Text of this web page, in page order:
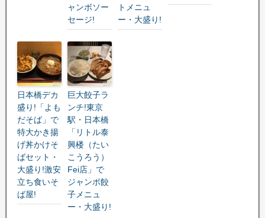
ャンボソー
セージ!
トメニュ
ー・大盛り!
日本橋デカ
盛り!「よも
だそば」で
特大かき揚
げ丼かけそ
ばセット・
大盛り!激安
立ち食いそ
ば屋!
巨大餃子ラ
ンチ!東京
駅・日本橋
「リトル泰
興楼（たい
こうろう）
Fei店」で
ジャンボ餃
子メニュ
ー・大盛り!